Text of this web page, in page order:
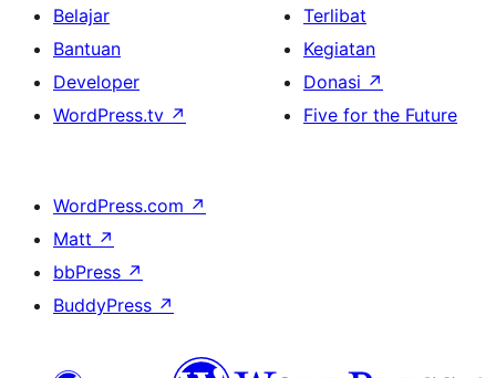
Belajar
Bantuan
Developer
WordPress.tv ↗
Terlibat
Kegiatan
Donasi ↗
Five for the Future
WordPress.com ↗
Matt ↗
bbPress ↗
BuddyPress ↗